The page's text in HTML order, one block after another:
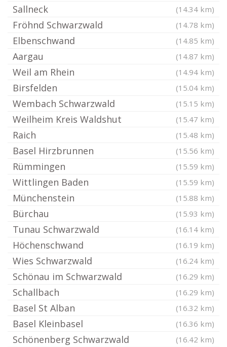
Sallneck (14.34 km)
Fröhnd Schwarzwald (14.78 km)
Elbenschwand (14.85 km)
Aargau (14.87 km)
Weil am Rhein (14.94 km)
Birsfelden (15.04 km)
Wembach Schwarzwald (15.15 km)
Weilheim Kreis Waldshut (15.47 km)
Raich (15.48 km)
Basel Hirzbrunnen (15.56 km)
Rümmingen (15.59 km)
Wittlingen Baden (15.59 km)
Münchenstein (15.88 km)
Bürchau (15.93 km)
Tunau Schwarzwald (16.14 km)
Höchenschwand (16.19 km)
Wies Schwarzwald (16.24 km)
Schönau im Schwarzwald (16.29 km)
Schallbach (16.29 km)
Basel St Alban (16.32 km)
Basel Kleinbasel (16.36 km)
Schönenberg Schwarzwald (16.42 km)